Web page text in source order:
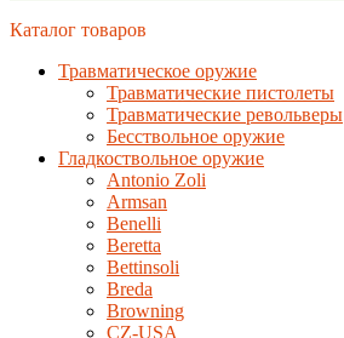
Каталог товаров
Травматическое оружие
Травматические пистолеты
Травматические револьверы
Бесствольное оружие
Гладкоствольное оружие
Antonio Zoli
Armsan
Benelli
Beretta
Bettinsoli
Breda
Browning
CZ-USA